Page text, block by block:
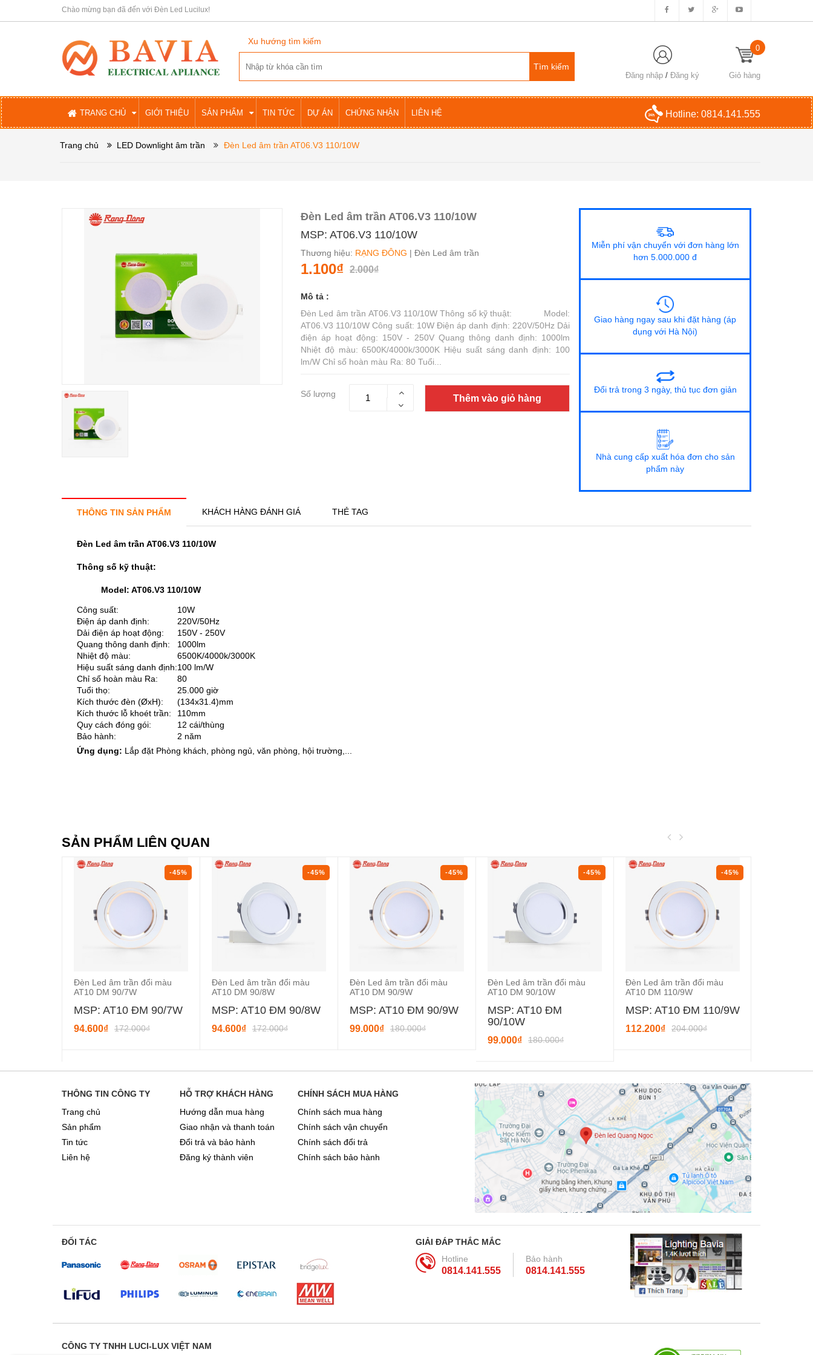
Chào mừng bạn đã đến với Đèn Led Lucilux!
Xu hướng tìm kiếm
Đăng nhập /Đăng ký Giỏ hàng
0
TRANG CHỦ GIỚI THIỆU SẢN PHẨM TIN TỨC DỰ ÁN CHỨNG NHẬN LIÊN HỆ Hotline: 0814.141.555
Trang chủ LED Downlight âm trần Đèn Led âm trần AT06.V3 110/10W
Đèn Led âm trần AT06.V3 110/10W
MSP: AT06.V3 110/10W
Thương hiệu: RẠNG ĐÔNG | Đèn Led âm trần
1.100₫ 2.000₫
Mô tả :
Đèn Led âm trần AT06.V3 110/10W Thông số kỹ thuật: Model:
AT06.V3 110/10W Công suất: 10W Điện áp danh định: 220V/50Hz Dải
điện áp hoạt động: 150V - 250V Quang thông danh định: 1000lm
Nhiệt độ màu: 6500K/4000k/3000K Hiệu suất sáng danh định: 100
lm/W Chỉ số hoàn màu Ra: 80 Tuổi...
Số lượng Thêm vào giỏ hàng
Miễn phí vận chuyển với đơn hàng lớn
hơn 5.000.000 đ
Giao hàng ngay sau khi đặt hàng (áp
dụng với Hà Nội)
Đổi trả trong 3 ngày, thủ tục đơn giản
Nhà cung cấp xuất hóa đơn cho sản
phẩm này
THÔNG TIN SẢN PHẨM KHÁCH HÀNG ĐÁNH GIÁ THẺ TAG
Đèn Led âm trần AT06.V3 110/10W
Thông số kỹ thuật:
Model: AT06.V3 110/10W
Công suất:
10W
Điện áp danh định:
220V/50Hz
Dải điện áp hoạt động:
150V - 250V
Quang thông danh định:
1000lm
Nhiệt độ màu:
6500K/4000k/3000K
Hiệu suất sáng danh định:100 lm/W
Chỉ số hoàn màu Ra:
80
Tuổi thọ:
25.000 giờ
Kích thước đèn (ØxH):
(134x31.4)mm
Kích thước lỗ khoét trần:
110mm
Quy cách đóng gói:
12 cái/thùng
Bảo hành:
2 năm
Ứng dụng: Lắp đặt Phòng khách, phòng ngủ, văn phòng, hội trường,...
SẢN PHẨM LIÊN QUAN
-45%
Đèn Led âm trần đổi màu
AT10 DM 90/7W
MSP: AT10 ĐM 90/7W
94.600₫ 172.000₫
-45%
Đèn Led âm trần đổi màu
AT10 DM 90/8W
MSP: AT10 ĐM 90/8W
94.600₫ 172.000₫
-45%
Đèn Led âm trần đổi màu
AT10 DM 90/9W
MSP: AT10 ĐM 90/9W
99.000₫ 180.000₫
-45%
Đèn Led âm trần đổi màu
AT10 DM 90/10W
MSP: AT10 ĐM
90/10W
99.000₫ 180.000₫
-45%
Đèn Led âm trần đổi màu
AT10 DM 110/9W
MSP: AT10 ĐM 110/9W
112.200₫ 204.000₫
THÔNG TIN CÔNG TY
Trang chủ
Sản phẩm
Tin tức
Liên hệ
HỖ TRỢ KHÁCH HÀNG
Hướng dẫn mua hàng
Giao nhận và thanh toán
Đổi trả và bảo hành
Đăng ký thành viên
CHÍNH SÁCH MUA HÀNG
Chính sách mua hàng
Chính sách vận chuyển
Chính sách đổi trả
Chính sách bảo hành
ĐỐI TÁC
GIẢI ĐÁP THẮC MẮC
Hotline
0814.141.555
Bảo hành
0814.141.555
CÔNG TY TNHH LUCI-LUX VIỆT NAM